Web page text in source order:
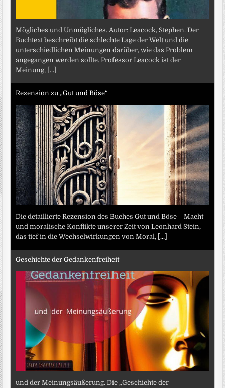
Mögliches und Unmögliches. Autor: Leacock, Stephen. Der
Buchtext beschreibt die schlechte Lage der Welt und die
unterschiedlichen Meinungen darüber, wie das Problem
angegangen werden sollte. Professor Leacock ist der
Meinung,
[...]
Rezension zu „Gut und Böse“
Die detaillierte Rezension des Buches Gut und Böse – Macht
und moralische Konflikte unserer Zeit von Leonhard Stein,
das tief in die Wechselwirkungen von Moral,
[...]
Geschichte der Gedankenfreiheit
und der Meinungsäußerung. Die „Geschichte der